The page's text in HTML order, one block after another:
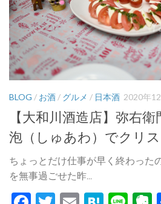
BLOG / お酒 / グルメ / 日本酒 2020年
【大和川酒造店】弥右
泡（しゅあわ）でクリ
ちょっとだけ仕事が早く終わった
を無事過ごせた昨...